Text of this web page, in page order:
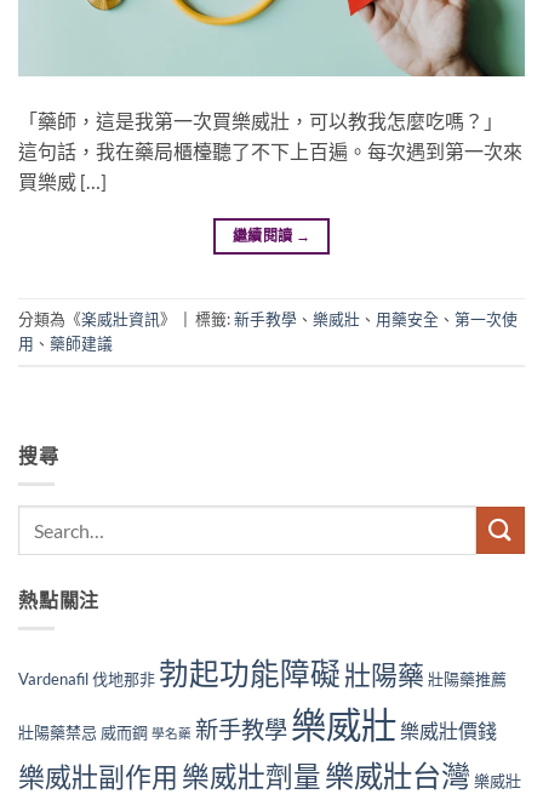
「藥師，這是我第一次買樂威壯，可以教我怎麼吃嗎？」
這句話，我在藥局櫃檯聽了不下上百遍。每次遇到第一次來
買樂威 […]
繼續閱讀 →
分類為《楽威壯資訊》 標籤:新手教學 、 樂威壯 、 用藥安全 、 第一次使
用 、 藥師建議
搜尋
熱點關注
Vardenafil伐地那非 勃起功能障礙壯陽藥 壯陽藥推薦
壯陽藥禁忌 威而鋼 學名藥 新手教學樂威壯樂威壯價錢
樂威壯副作用 樂威壯劑量樂威壯台灣 樂威壯